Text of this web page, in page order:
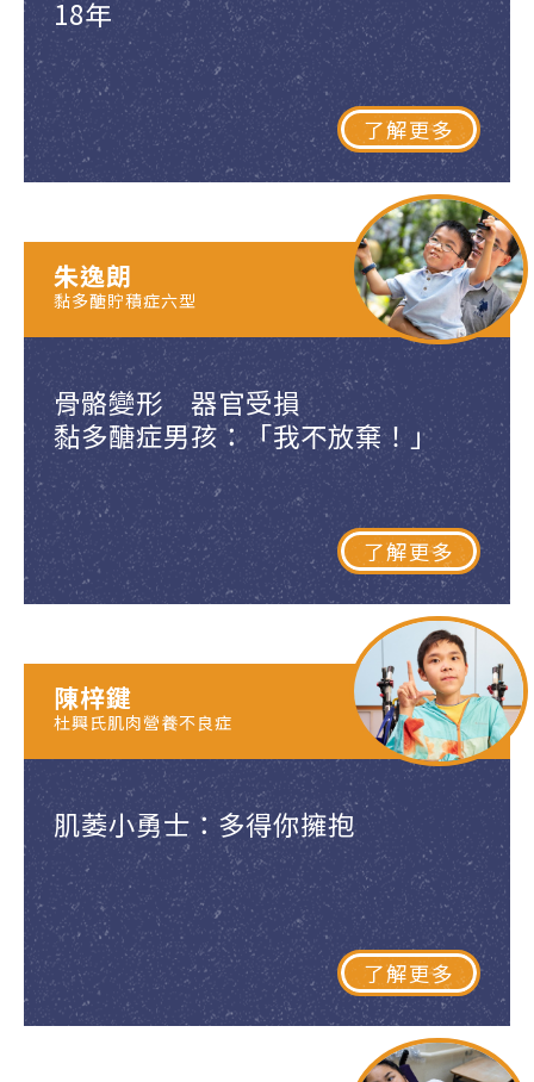
18年
了解更多
骨骼變形 器官受損
黏多醣症男孩：「我不放棄！」
了解更多
朱逸朗
黏多醣貯積症六型
肌萎小勇士：多得你擁抱
了解更多
陳梓鍵
杜興氏肌肉營養不良症